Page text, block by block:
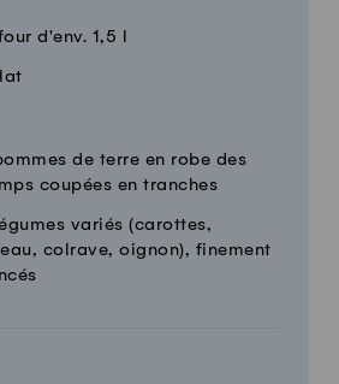
d'env. 1,5 l
de terre en robe des
coupées en tranches
variés (carottes,
colrave, oignon), finement